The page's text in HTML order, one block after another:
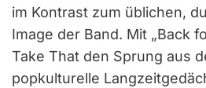
im Kontrast zum üblichen,
Image der Band. Mit „Back
Take That den Sprung aus
popkulturelle